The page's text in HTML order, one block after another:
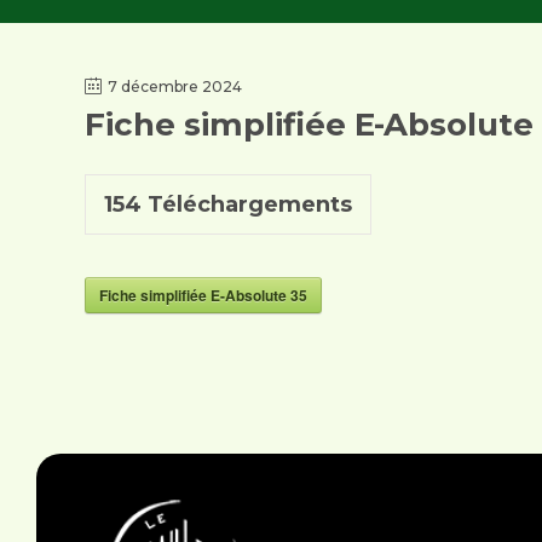
7 décembre 2024
Fiche simplifiée E-Absolute
154 Téléchargements
Fiche simplifiée E-Absolute 35